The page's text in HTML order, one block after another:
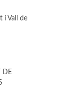
i Vall de
DE